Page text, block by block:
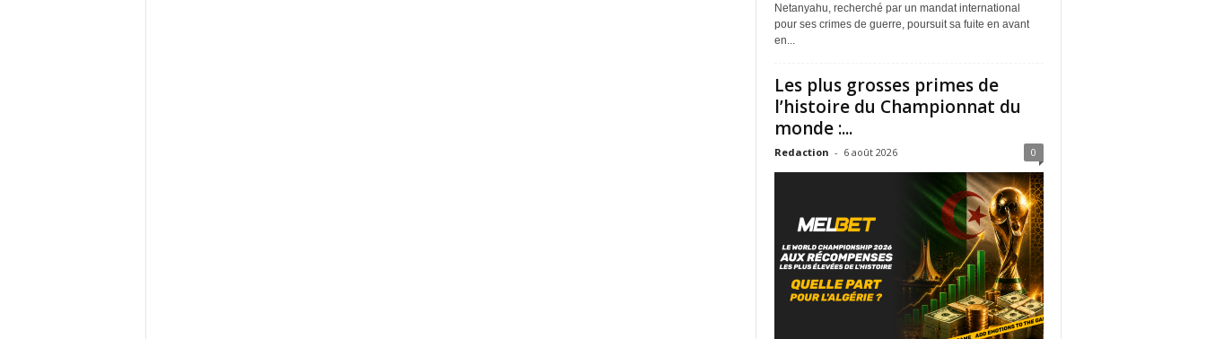
Netanyahu, recherché par un mandat international
pour ses crimes de guerre, poursuit sa fuite en avant
en...
Les plus grosses primes de
l’histoire du Championnat du
monde :...
Redaction - 6 août 2026 0